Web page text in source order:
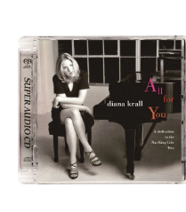
All
For
You